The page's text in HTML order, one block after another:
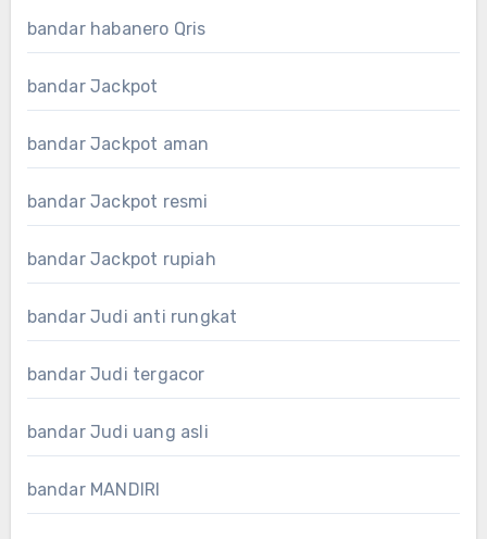
bandar habanero Qris
bandar Jackpot
bandar Jackpot aman
bandar Jackpot resmi
bandar Jackpot rupiah
bandar Judi anti rungkat
bandar Judi tergacor
bandar Judi uang asli
bandar MANDIRI